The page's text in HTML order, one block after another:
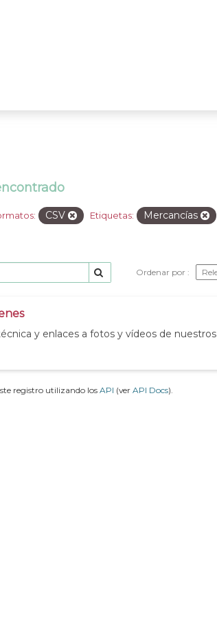
CSV Etiquetas: Mercancías
Ordenar por
y enlaces a fotos y vídeos de nuestros
registro utilizando losAPI (ver API Docs).